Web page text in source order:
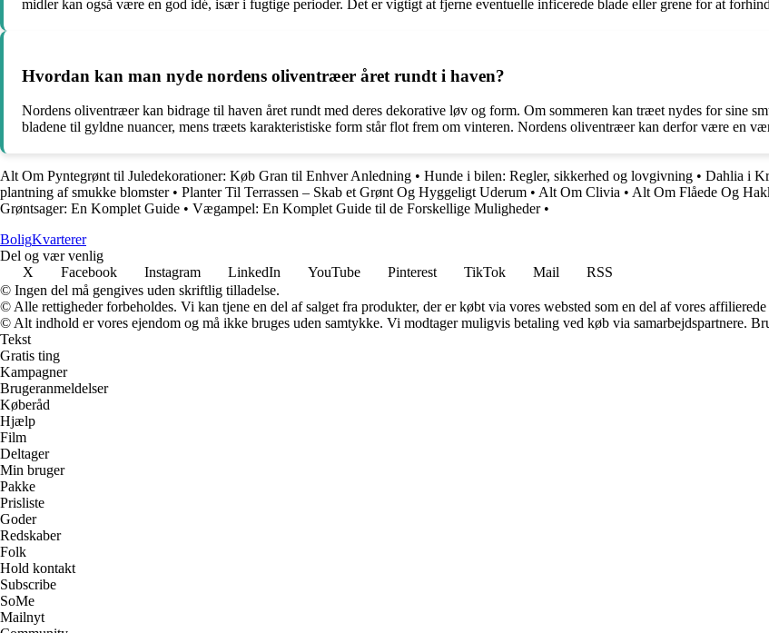
midler kan også være en god idé, især i fugtige perioder. Det er vigtigt at fjerne eventuelle inficerede blade eller grene for at
Hvordan kan man nyde nordens oliventræer året rundt i haven?
Nordens oliventræer kan bidrage til haven året rundt med deres dekorative løv og form. Om sommeren kan træet nydes for sine
bladene til gyldne nuancer, mens træets karakteristiske form står flot frem om vinteren. Nordens oliventræer kan derfor være en
Alt Om Pyntegrønt til Juledekorationer: Køb Gran til Enhver Anledning • Hunde i bilen: Regler, sikkerhed og lovgivning • Dahlia i
plantning af smukke blomster• Planter Til Terrassen – Skab et Grønt Og Hyggeligt Uderum • Alt Om Clivia • Alt Om Flåede Og
Grøntsager: En Komplet Guide • Vægampel: En Komplet Guide til de Forskellige Muligheder•
BoligKvarterer
Del og vær venlig
X
Facebook Instagram LinkedIn YouTube Pinterest TikTok Mail
RSS
© Ingen del må gengives uden skriftlig tilladelse.
© Alle rettigheder forbeholdes. Vi kan tjene en del af salget fra produkter, der er købt via vores websted som en del af vores
© Alt indhold er vores ejendom og må ikke bruges uden samtykke. Vi modtager muligvis betaling ved køb via samarbejdspartnere.
Tekst
Gratis ting
Kampagner
Brugeranmeldelser
Køberåd
Hjælp
Film
Deltager
Min bruger
Pakke
Prisliste
Goder
Redskaber
Folk
Hold kontakt
Subscribe
SoMe
Mailnyt